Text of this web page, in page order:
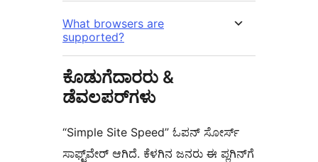
What browsers are
supported?
ಕೊಡುಗೆದಾರರು &
ಡೆವಲಪರ್‌ಗಳು
“Simple Site Speed” ಓಪನ್ ಸೋರ್ಸ್
ಸಾಫ್ಟ್‌ವೇರ್ ಆಗಿದೆ. ಕೆಳಗಿನ ಜನರು ಈ ಪ್ಲಗಿನ್‌ಗೆ